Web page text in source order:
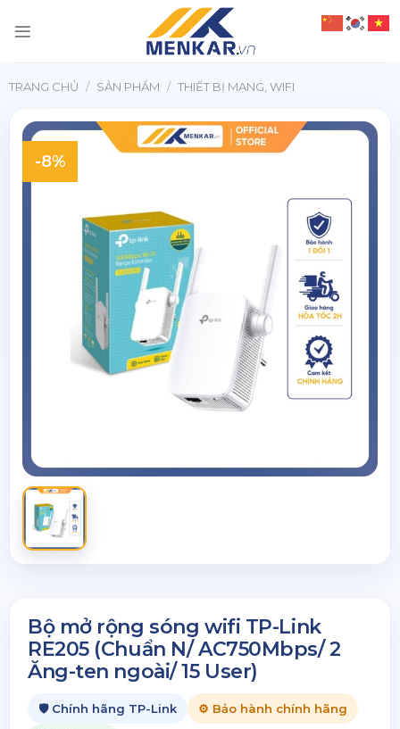
đến
TRANG CHỦ / SẢN PHẨM / THIẾT BỊ MẠNG, WIFI
-8%
Bộ mở rộng sóng wifi TP-Link
RE205 (Chuẩn N/ AC750Mbps/ 2
Ăng-ten ngoài/ 15 User)
🛡 Chính hãng TP-Link ⚙ Bảo hành chính hãng